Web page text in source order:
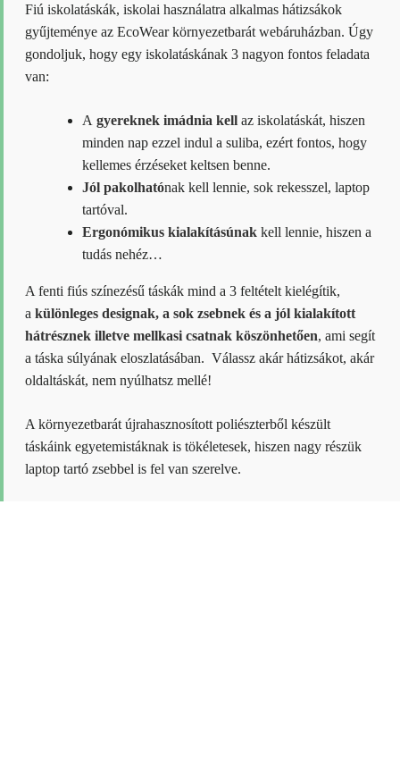
Fiú iskolatáskák, iskolai használatra alkalmas hátizsákok
gyűjteménye az EcoWear környezetbarát webáruházban. Úgy
gondoljuk, hogy egy iskolatáskának 3 nagyon fontos feladata
van:
A gyereknek imádnia kell az iskolatáskát, hiszen
minden nap ezzel indul a suliba, ezért fontos, hogy
kellemes érzéseket keltsen benne.
Jól pakolhatónak kell lennie, sok rekesszel, laptop
tartóval.
Ergonómikus kialakításúnak kell lennie, hiszen a
tudás nehéz…
A fenti fiús színezésű táskák mind a 3 feltételt kielégítik,
a különleges designak, a sok zsebnek és a jól kialakított
hátrésznek illetve mellkasi csatnak köszönhetően, ami segít
a táska súlyának eloszlatásában. Válassz akár hátizsákot, akár
oldaltáskát, nem nyúlhatsz mellé!
A környezetbarát újrahasznosított poliészterből készült
táskáink egyetemistáknak is tökéletesek, hiszen nagy részük
laptop tartó zsebbel is fel van szerelve.